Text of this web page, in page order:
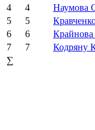
4
4 Наумова
5
5
6
6 Крайнова
7
7 Кодряну
∑